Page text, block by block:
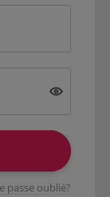
passe oublié?